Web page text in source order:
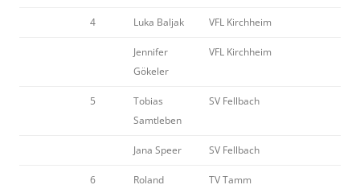
4 Luka Baljak VFL Kirchheim
Jennifer
Gökeler
VFL Kirchheim
5
Tobias
Samtleben
SV Fellbach
Jana Speer SV Fellbach
6
Roland
TV Tamm